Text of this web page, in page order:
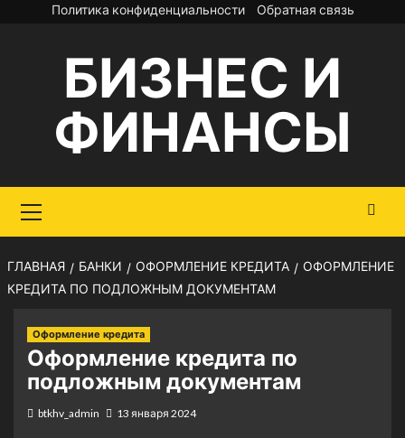
Перейти
содержимому
Политика конфиденциальности Обратная связь
БИЗНЕС И
ФИНАНСЫ
меню
ГЛАВНАЯ БАНКИ ОФОРМЛЕНИЕ КРЕДИТА
ОФОРМЛЕНИЕ
КРЕДИТА ПО ПОДЛОЖНЫМ ДОКУМЕНТАМ
Оформление кредита
Оформление кредита по
подложным документам
btkhv_admin 13 января 2024